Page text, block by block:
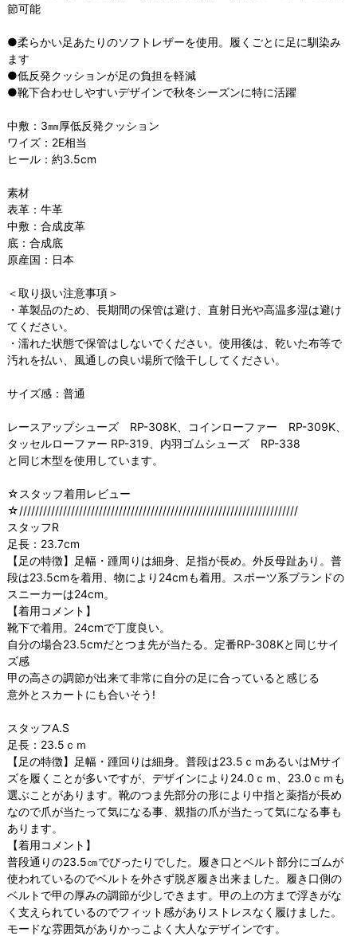
節可能
●柔らかい足あたりのソフトレザーを使用。履くごとに足に馴染み
ます
●低反発クッションが足の負担を軽減
●靴下合わせしやすいデザインで秋冬シーズンに特に活躍
中敷：3㎜厚低反発クッション
ワイズ：2E相当
ヒール：約3.5cm
素材
表革：牛革
中敷：合成皮革
底：合成底
原産国：日本
＜取り扱い注意事項＞
・革製品のため、長期間の保管は避け、直射日光や高温多湿は避け
てください。
・濡れた状態で保管はしないでください。使用後は、乾いた布等で
汚れを払い、風通しの良い場所で陰干ししてください。
サイズ感：普通
レースアップシューズ RP-308K、 コインローファー RP-309K、
タッセルローファー RP-319
内羽ゴムシューズ RP-338
と同じ木型を使用しています。
☆スタッフ着用レビュー
☆//////////////////////////////////////////////////////////////////////
スタッフR
足長：23.7cm
【足の特徴】足幅・踵周りは細身、足指が長め。外反母趾あり。普
段は23.5cmを着用、物により24cmも着用。スポーツ系ブランドの
スニーカーは24cm。
【着用コメント】
靴下で着用。24cmで丁度良い。
自分の場合23.5cmだとつま先が当たる。定番RP-308Kと同じサイ
ズ感
甲の高さの調節が出来て非常に自分の足に合っていると感じる
意外とスカートにも合いそう!
スタッフA.S
足長：23.5ｃｍ
【足の特徴】足幅・踵回りは細身。普段は23.5ｃｍあるいはMサイ
ズを履くことが多いですが、デザインにより24.0ｃｍ、23.0ｃｍも
選ぶことがあります。靴のつま先部分の形により中指と薬指が長め
なので爪が当たって気になる事、親指の爪が当たって気になる事も
あります。
【着用コメント】
普段通りの23.5㎝でぴったりでした。履き口とベルト部分にゴムが
使われているのでベルトを外さず脱ぎ履き出来ました。履き口側の
ベルトで甲の厚みの調節が少しできます。甲の上の方まで浮きがな
く支えられているのでフィット感がありストレスなく履けました。
モードな雰囲気がありかっこよく大人なデザインです。